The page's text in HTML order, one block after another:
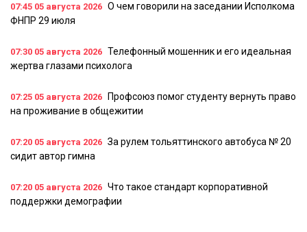
07:45 05 августа 2026 О чем говорили на заседании Исполкома
ФНПР 29 июля
07:30 05 августа 2026 Телефонный мошенник и его идеальная
жертва глазами психолога
07:25 05 августа 2026
Профсоюз помог студенту вернуть право
на проживание в общежитии
07:20 05 августа 2026 За рулем тольяттинского автобуса № 20
сидит автор гимна
07:20 05 августа 2026 Что такое стандарт корпоративной
поддержки демографии